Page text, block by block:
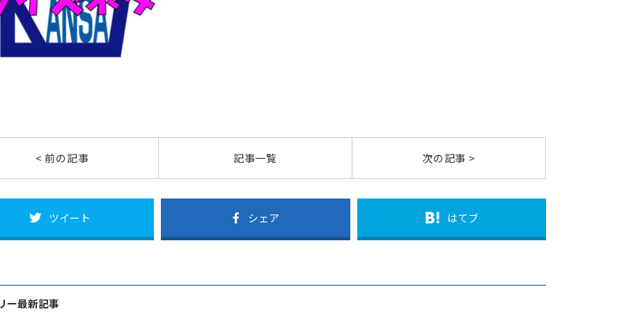
< 前の記事 記事一覧 次の記事 >
ツイート シェア はてブ
ー最新記事